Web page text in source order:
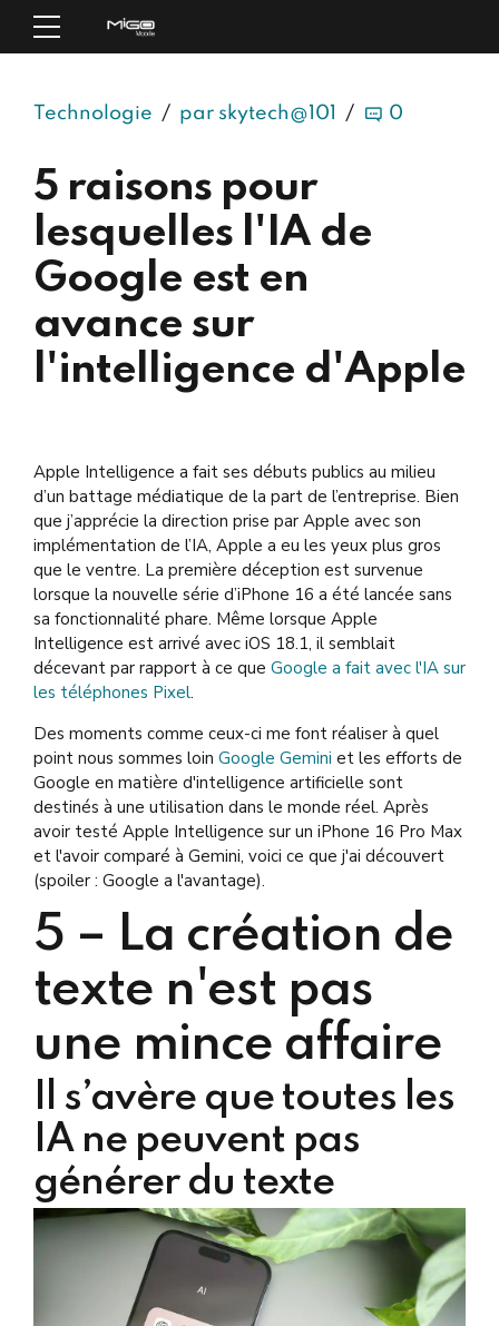
Technologie par skytech@101 0
5 raisons pour
lesquelles l'IA de
Google est en
avance sur
l'intelligence d'Apple
Apple Intelligence a fait ses débuts publics au milieu
d’un battage médiatique de la part de l’entreprise. Bien
que j’apprécie la direction prise par Apple avec son
implémentation de l’IA, Apple a eu les yeux plus gros
que le ventre. La première déception est survenue
lorsque la nouvelle série d’iPhone 16 a été lancée sans
sa fonctionnalité phare. Même lorsque Apple
Intelligence est arrivé avec iOS 18.1, il semblait
décevant par rapport à ce que Google a fait avec l'IA sur
les téléphones Pixel.
Des moments comme ceux-ci me font réaliser à quel
point nous sommes loin Google Gemini et les efforts de
Google en matière d'intelligence artificielle sont
destinés à une utilisation dans le monde réel. Après
avoir testé Apple Intelligence sur un iPhone 16 Pro Max
et l'avoir comparé à Gemini, voici ce que j'ai découvert
(spoiler : Google a l'avantage).
5 – La création de
texte n'est pas
une mince affaire
Il s’avère que toutes les
IA ne peuvent pas
générer du texte